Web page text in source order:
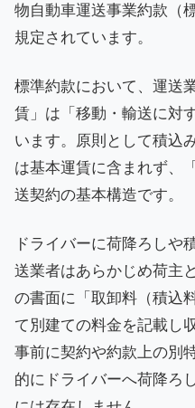
物自動車運送事業約款（
規定されています。
標準約款において、運送
賃」は「移動・輸送に対
います。原則として積込
は基本運賃に含まれず、
送契約の基本構造です。
ドライバーに荷降ろしや
送業者はあらかじめ荷主
の書面に「取卸料（積込
て別建ての料金を記載し
事前に契約や約款上の別
的にドライバーへ荷降ろ